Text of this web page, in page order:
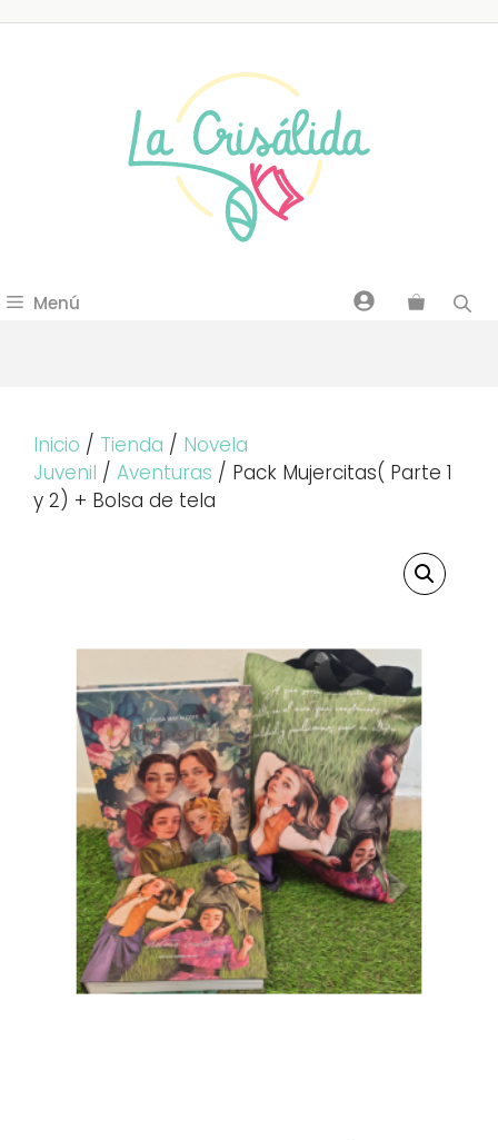
Menú
Inicio / Tienda / Novela
Juvenil / Aventuras / Pack Mujercitas( Parte 1
y 2) + Bolsa de tela